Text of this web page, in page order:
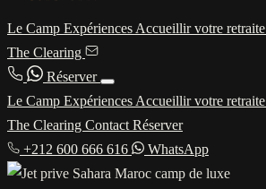
Le Camp Expériences Accueillir votre retraite
The Clearing
Réserver
Le Camp Expériences Accueillir votre retraite
The Clearing Contact Réserver
+212 600 666 616
WhatsApp